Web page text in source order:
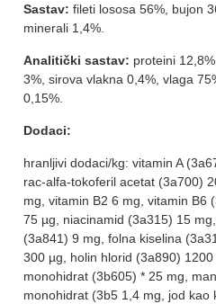
Sastav: fileti lososa 56%, bujon
minerali 1,4%.
Analitički sastav: proteini
3%, sirova vlakna 0,4%, vlaga
0,15%.
Dodaci:
hranljivi dodaci/kg: vitamin A
rac-alfa-tokoferil acetat (3a700)
mg, vitamin B2 6 mg, vitamin B6
75 µg, niacinamid (3a315) 15
(3a841) 9 mg, folna kiselina
300 µg, holin hlorid (3a890)
monohidrat (3b605) * 25 mg,
monohidrat (3b5 1,4 mg, jod kao